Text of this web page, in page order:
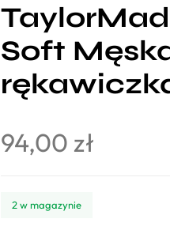
Soft
94,00 zł
2 w magazynie